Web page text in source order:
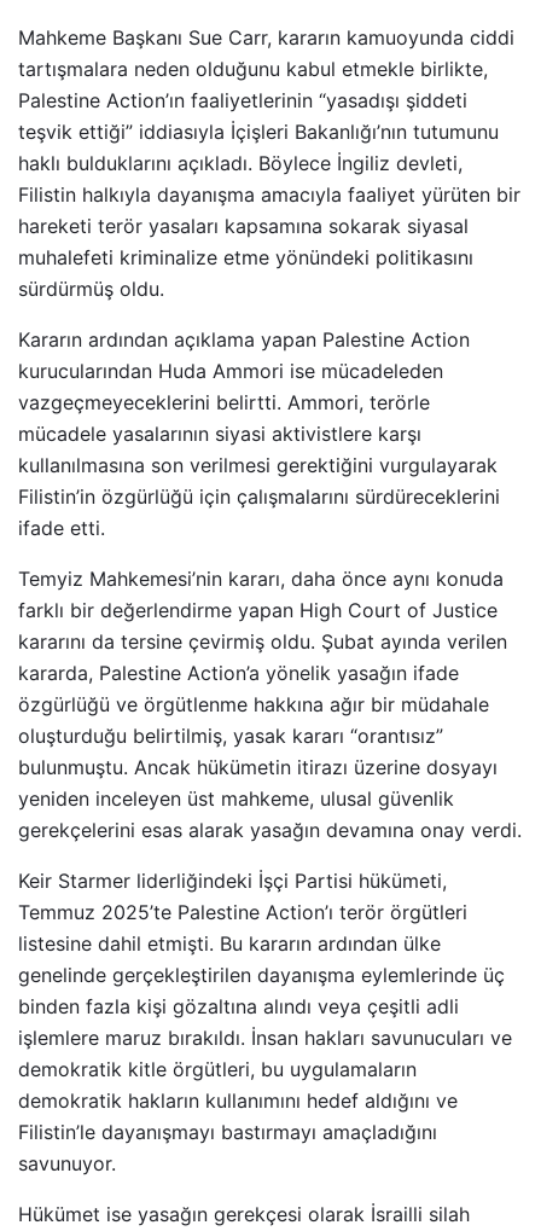
Mahkeme Başkanı Sue Carr, kararın kamuoyunda ciddi
tartışmalara neden olduğunu kabul etmekle birlikte,
Palestine Action’ın faaliyetlerinin “yasadışı şiddeti
teşvik ettiği” iddiasıyla İçişleri Bakanlığı’nın tutumunu
haklı bulduklarını açıkladı. Böylece İngiliz devleti,
Filistin halkıyla dayanışma amacıyla faaliyet yürüten bir
hareketi terör yasaları kapsamına sokarak siyasal
muhalefeti kriminalize etme yönündeki politikasını
sürdürmüş oldu.
Kararın ardından açıklama yapan Palestine Action
kurucularından Huda Ammori ise mücadeleden
vazgeçmeyeceklerini belirtti. Ammori, terörle
mücadele yasalarının siyasi aktivistlere karşı
kullanılmasına son verilmesi gerektiğini vurgulayarak
Filistin’in özgürlüğü için çalışmalarını sürdüreceklerini
ifade etti.
Temyiz Mahkemesi’nin kararı, daha önce aynı konuda
farklı bir değerlendirme yapan High Court of Justice
kararını da tersine çevirmiş oldu. Şubat ayında verilen
kararda, Palestine Action’a yönelik yasağın ifade
özgürlüğü ve örgütlenme hakkına ağır bir müdahale
oluşturduğu belirtilmiş, yasak kararı “orantısız”
bulunmuştu. Ancak hükümetin itirazı üzerine dosyayı
yeniden inceleyen üst mahkeme, ulusal güvenlik
gerekçelerini esas alarak yasağın devamına onay verdi.
Keir Starmer liderliğindeki İşçi Partisi hükümeti,
Temmuz 2025’te Palestine Action’ı terör örgütleri
listesine dahil etmişti. Bu kararın ardından ülke
genelinde gerçekleştirilen dayanışma eylemlerinde üç
binden fazla kişi gözaltına alındı veya çeşitli adli
işlemlere maruz bırakıldı. İnsan hakları savunucuları ve
demokratik kitle örgütleri, bu uygulamaların
demokratik hakların kullanımını hedef aldığını ve
Filistin’le dayanışmayı bastırmayı amaçladığını
savunuyor.
Hükümet ise yasağın gerekçesi olarak İsrailli silah